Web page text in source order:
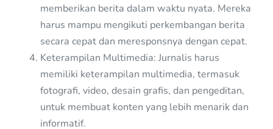
memberikan berita dalam waktu nyata. Mereka
harus mampu mengikuti perkembangan berita
secara cepat dan meresponsnya dengan cepat.
Keterampilan Multimedia: Jurnalis harus
memiliki keterampilan multimedia, termasuk
fotografi, video, desain grafis, dan pengeditan,
untuk membuat konten yang lebih menarik dan
informatif.